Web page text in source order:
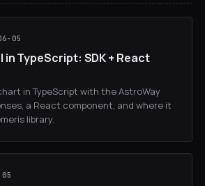
05
in TypeScript: SDK + React
in TypeScript with the AstroWay
a React component, and where it
library.